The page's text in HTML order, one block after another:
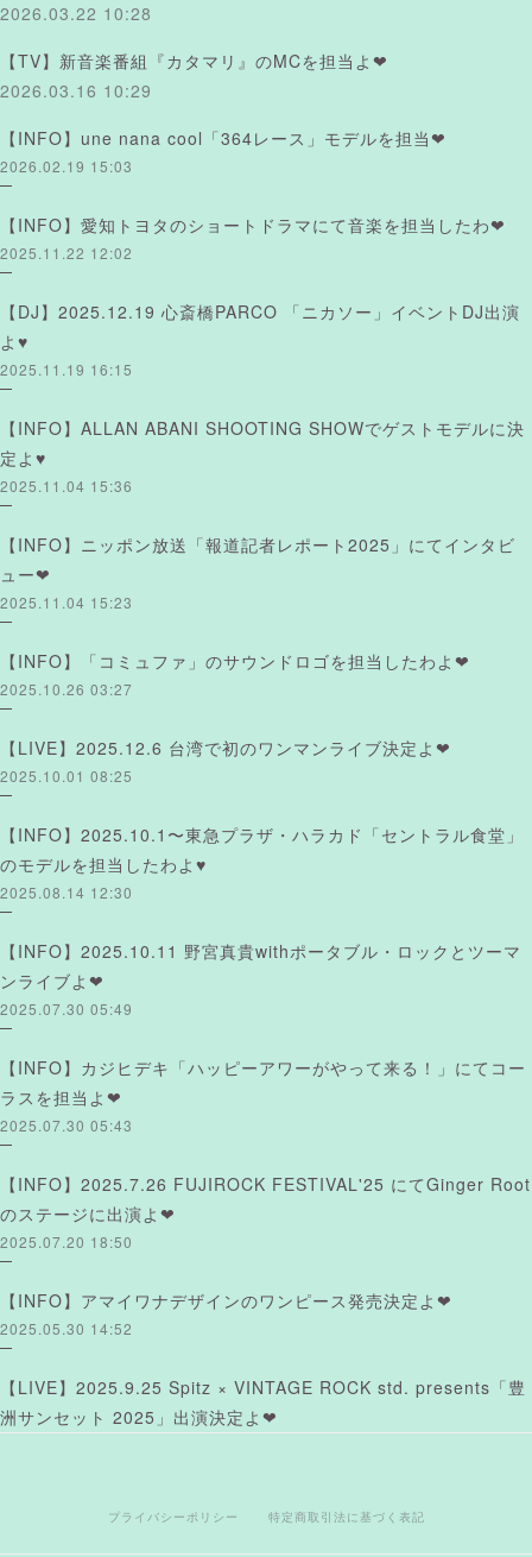
2026.03.22 10:28
【TV】新音楽番組『カタマリ』のMCを担当よ❤︎
2026.03.16 10:29
【INFO】une nana cool「364レース」モデルを担当❤︎
2026.02.19 15:03
【INFO】愛知トヨタのショートドラマにて音楽を担当したわ❤︎
2025.11.22 12:02
【DJ】2025.12.19 心斎橋PARCO 「ニカソー」イベントDJ出演
よ♥
2025.11.19 16:15
【INFO】ALLAN ABANI SHOOTING SHOWでゲストモデルに決
定よ♥
2025.11.04 15:36
【INFO】ニッポン放送「報道記者レポート2025」にてインタビ
ュー❤︎
2025.11.04 15:23
【INFO】「コミュファ」のサウンドロゴを担当したわよ❤︎
2025.10.26 03:27
【LIVE】2025.12.6 台湾で初のワンマンライブ決定よ❤︎
2025.10.01 08:25
【INFO】2025.10.1〜東急プラザ・ハラカド「セントラル食堂」
のモデルを担当したわよ♥
2025.08.14 12:30
【INFO】2025.10.11 野宮真貴withポータブル・ロックとツーマ
ンライブよ❤︎
2025.07.30 05:49
【INFO】カジヒデキ「ハッピーアワーがやって来る！」にてコー
ラスを担当よ❤︎
2025.07.30 05:43
【INFO】2025.7.26 FUJIROCK FESTIVAL'25 にてGinger Root
のステージに出演よ❤︎
2025.07.20 18:50
【INFO】アマイワナデザインのワンピース発売決定よ❤︎
2025.05.30 14:52
【LIVE】2025.9.25 Spitz × VINTAGE ROCK std. presents「豊
洲サンセット 2025」出演決定よ❤︎
プライバシーポリシー 特定商取引法に基づく表記